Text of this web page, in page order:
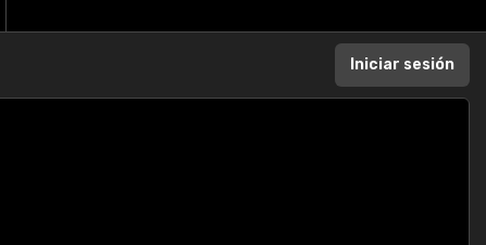
Iniciar sesión